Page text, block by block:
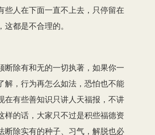
些人在下面一直不上去，只停留在
都是不合理的。
断除有和无的一切执著，如果你一
解，行为再怎么如法，恐怕也不能
在有些善知识只讲人天福报，不讲
样的话，大家只不过是积些福德资
断除实有的种子、习气，解脱也必